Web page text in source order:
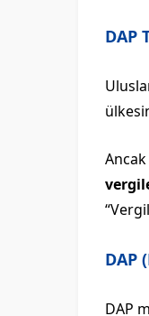
DAP
DAP
DAP